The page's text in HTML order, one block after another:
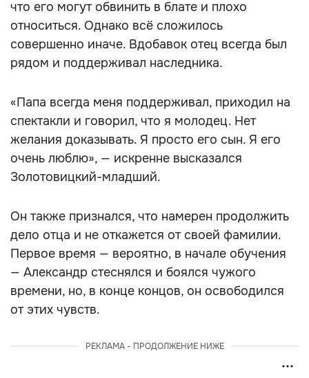
что его могут обвинить в блате и плохо
относиться. Однако всё сложилось
совершенно иначе. Вдобавок отец всегда был
рядом и поддерживал наследника.
«Папа всегда меня поддерживал, приходил на
спектакли и говорил, что я молодец. Нет
желания доказывать. Я просто его сын. Я его
очень люблю», — искренне высказался
Золотовицкий-младший.
Он также признался, что намерен продолжить
дело отца и не откажется от своей фамилии.
Первое время — вероятно, в начале обучения
— Александр стеснялся и боялся чужого
времени, но, в конце концов, он освободился
от этих чувств.
РЕКЛАМА - ПРОДОЛЖЕНИЕ НИЖЕ